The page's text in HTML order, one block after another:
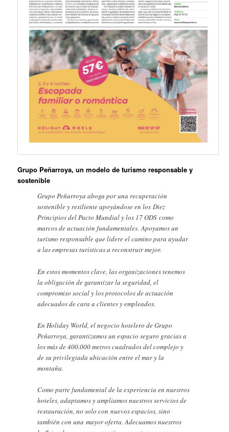
Grupo Peñarroya, un modelo de turismo responsable y
sostenible
Grupo Peñarroya aboga por una recuperación
sostenible y resiliente apoyándose en los Diez
Principios del Pacto Mundial y los 17 ODS como
marcos de actuación fundamentales. Apoyamos un
turismo responsable que lidere el camino para ayudar
a las empresas turísticas a reconstruir mejor.
En estos momentos clave, las organizaciones tenemos
la obligación de garantizar la seguridad, el
compromiso social y los protocolos de actuación
adecuados de cara a clientes y empleados.
En Holiday World, el negocio hotelero de Grupo
Peñarroya, garantizamos un espacio seguro gracias a
los más de 400.000 metros cuadrados del complejo y
de su privilegiada ubicación entre el mar y la
montaña.
Como parte fundamental de la experiencia en nuestros
hoteles, adaptamos y ampliamos nuestros servicios de
restauración, no solo con nuevos espacios, sino
también con una mayor oferta. Adecuamos nuestros